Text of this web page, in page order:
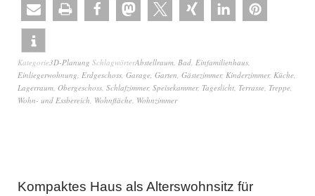
Kategorie3D-Planung SchlagwörterAbstellraum, Bad, Einfamilienhaus,
Einliegerwohnung, Erdgeschoss, Garage, Garten, Gästezimmer, Kinderzimmer, Küche,
Lagerraum, Obergeschoss, Schlafzimmer, Speisekammer, Tageslicht, Terrasse, Treppe,
Wohn- und Essbereich, Wohnfläche, Wohnzimmer
Kompaktes Haus als Alterswohnsitz für